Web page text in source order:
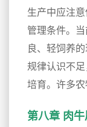
生产中应注
管理条件。
良、轻饲养
规律认识不
培育。许多
第八章 肉牛